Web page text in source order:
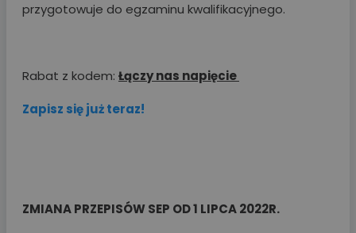
przygotowuje do egzaminu kwalifikacyjnego.
Rabat z kodem: Łączy nas napięcie
Zapisz się już teraz!
ZMIANA PRZEPISÓW SEP OD 1 LIPCA 2022R.